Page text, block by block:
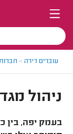
עוברים דירה >
ניהול
בעמק יפה, בין